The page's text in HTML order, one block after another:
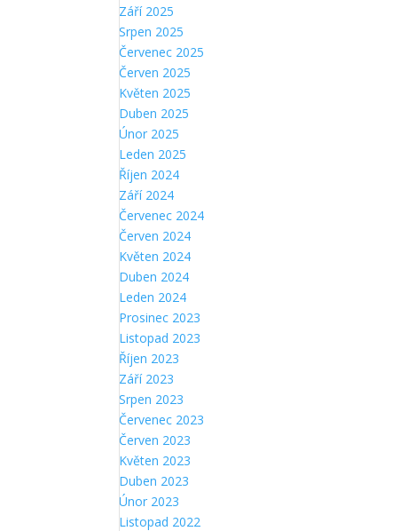
Září 2025
Srpen 2025
Červenec 2025
Červen 2025
Květen 2025
Duben 2025
Únor 2025
Leden 2025
Říjen 2024
Září 2024
Červenec 2024
Červen 2024
Květen 2024
Duben 2024
Leden 2024
Prosinec 2023
Listopad 2023
Říjen 2023
Září 2023
Srpen 2023
Červenec 2023
Červen 2023
Květen 2023
Duben 2023
Únor 2023
Listopad 2022